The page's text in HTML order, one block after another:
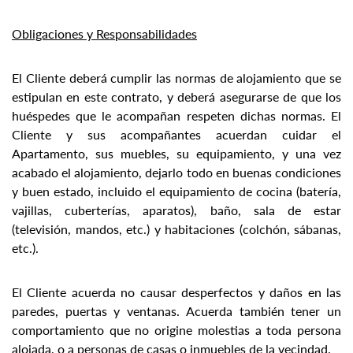
Obligaciones y Responsabilidades
El Cliente deberá cumplir las normas de alojamiento que se
estipulan en este contrato, y deberá asegurarse de que los
huéspedes que le acompañan respeten dichas normas. El
Cliente y sus acompañantes acuerdan cuidar el
Apartamento, sus muebles, su equipamiento, y una vez
acabado el alojamiento, dejarlo todo en buenas condiciones
y buen estado, incluido el equipamiento de cocina (batería,
vajillas, cuberterías, aparatos), baño, sala de estar
(televisión, mandos, etc.) y habitaciones (colchón, sábanas,
etc.).
El Cliente acuerda no causar desperfectos y daños en las
paredes, puertas y ventanas. Acuerda también tener un
comportamiento que no origine molestias a toda persona
alojada, o a personas de casas o inmuebles de la vecindad.